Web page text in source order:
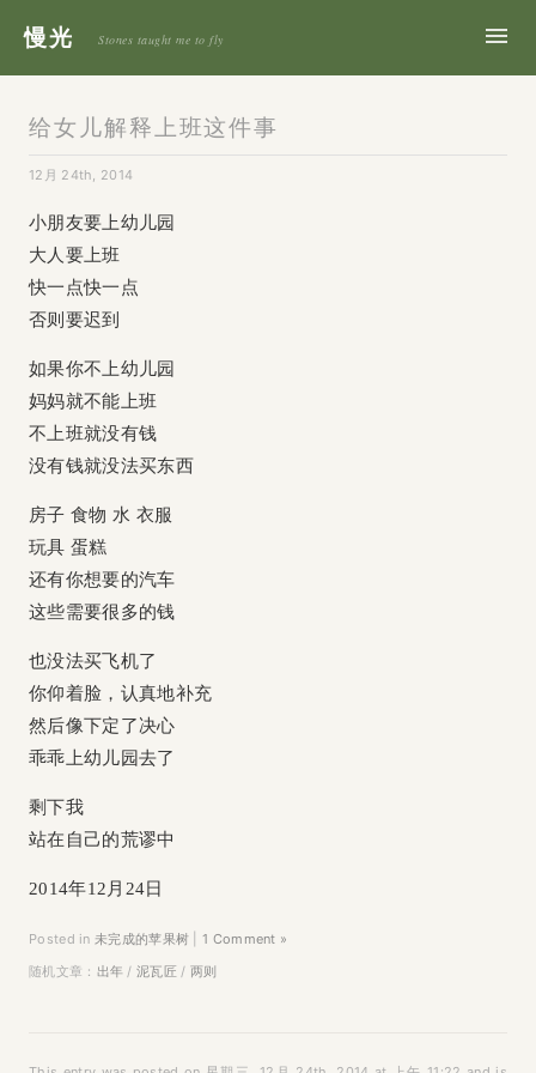
慢光 Stones taught me to fly
给女儿解释上班这件事
12月 24th, 2014
小朋友要上幼儿园
大人要上班
快一点快一点
否则要迟到
如果你不上幼儿园
妈妈就不能上班
不上班就没有钱
没有钱就没法买东西
房子 食物 水 衣服
玩具 蛋糕
还有你想要的汽车
这些需要很多的钱
也没法买飞机了
你仰着脸，认真地补充
然后像下定了决心
乖乖上幼儿园去了
剩下我
站在自己的荒谬中
2014年12月24日
Posted in 未完成的苹果树 |1 Comment »
随机文章： 出年 /泥瓦匠 / 两则